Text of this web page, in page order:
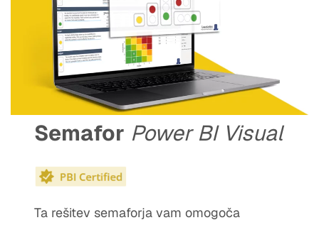
Semafor Power BI Visual
Ta rešitev semaforja vam omogoča